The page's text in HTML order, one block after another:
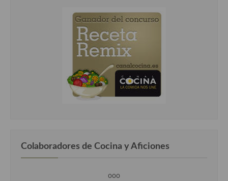
Colaboradores de Cocina y Aficiones
ooo